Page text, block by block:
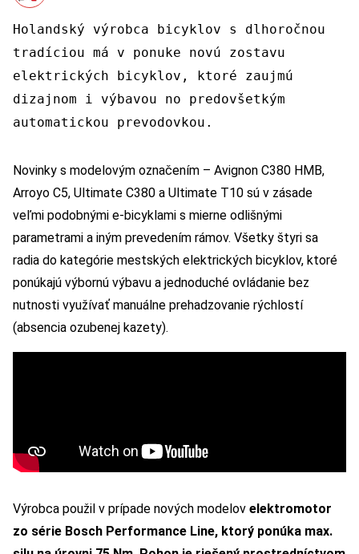
Holandský výrobca bicyklov s dlhoročnou
tradíciou má v ponuke novú zostavu
elektrických bicyklov, ktoré zaujmú
dizajnom i výbavou no predovšetkým
automatickou prevodovkou.
Novinky s modelovým označením – Avignon C380 HMB,
Arroyo C5, Ultimate C380 a Ultimate T10 sú v zásade
veľmi podobnými e-bicyklami s mierne odlišnými
parametrami a iným prevedením rámov. Všetky štyri sa
radia do kategórie mestských elektrických bicyklov, ktoré
ponúkajú výbornú výbavu a jednoduché ovládanie bez
nutnosti využívať manuálne prehadzovanie rýchlostí
(absencia ozubenej kazety).
Výrobca použil v prípade nových modelov elektromotor
zo série Bosch Performance Line, ktorý ponúka max.